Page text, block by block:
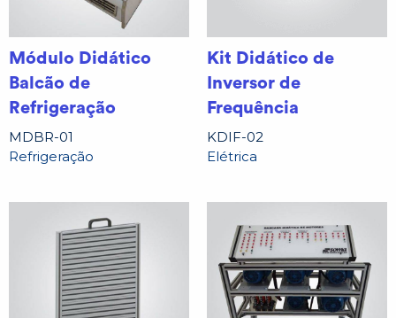
Módulo Didático
Balcão de
Refrigeração
MDBR-01
Refrigeração
Kit Didático de
Inversor de
Frequência
KDIF-02
Elétrica